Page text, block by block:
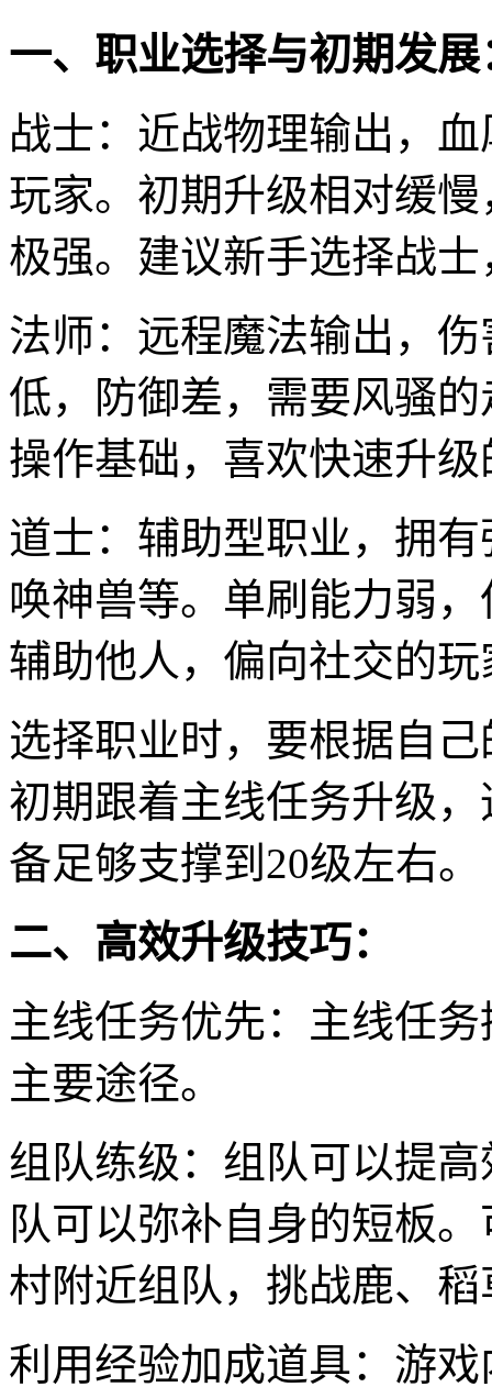
一、职业选择与初期发展
战士：近战物理输出，
玩家。初期升级相对缓
极强。建议新手选择战
法师：远程魔法输出，
低，防御差，需要风骚
操作基础，喜欢快速升
道士：辅助型职业，拥
唤神兽等。单刷能力弱
辅助他人，偏向社交的玩
选择职业时，要根据自
初期跟着主线任务升级
备足够支撑到20级左右。
二、高效升级技巧：
主线任务优先：主线任
主要途径。
组队练级：组队可以提
队可以弥补自身的短板
村附近组队，挑战鹿、
利用经验加成道具：游